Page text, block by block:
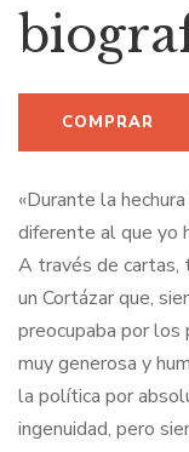
«Durante la
diferente al que yo
A través de cartas,
un Cortázar que,
preocupaba por los
muy generosa y
la política por
ingenuidad, pero